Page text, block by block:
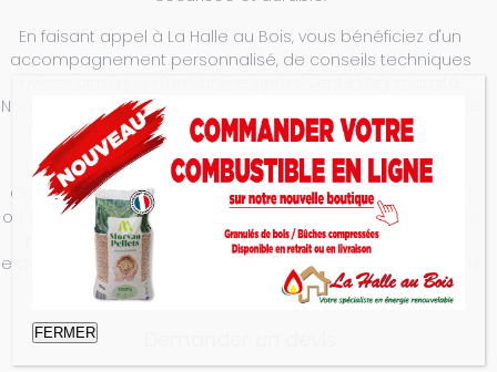
En faisant appel à La Halle au Bois, vous bénéficiez d'un
accompagnement personnalisé, de conseils techniques
Nous proposons également des solutions d'entretien et de
maintenance afin d'optimiser les performances et la
longévité de votre appareil de chauffage.
Que vous soyez en phase de construction, de rénovation
ou simplement à la recherche d'une solution de chauffage
plus économique et écologique, nous mettons notre
expertise à votre service pour concrétiser votre projet dans
les meilleures conditions.
FERMER